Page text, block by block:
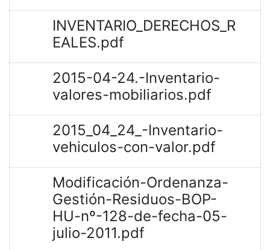
INVENTARIO_DERECHOS_R
EALES.pdf
2015-04-24.-Inventario-
valores-mobiliarios.pdf
2015_04_24_-Inventario-
vehiculos-con-valor.pdf
Modificación-Ordenanza-
Gestión-Residuos-BOP-
HU-nº-128-de-fecha-05-
julio-2011.pdf